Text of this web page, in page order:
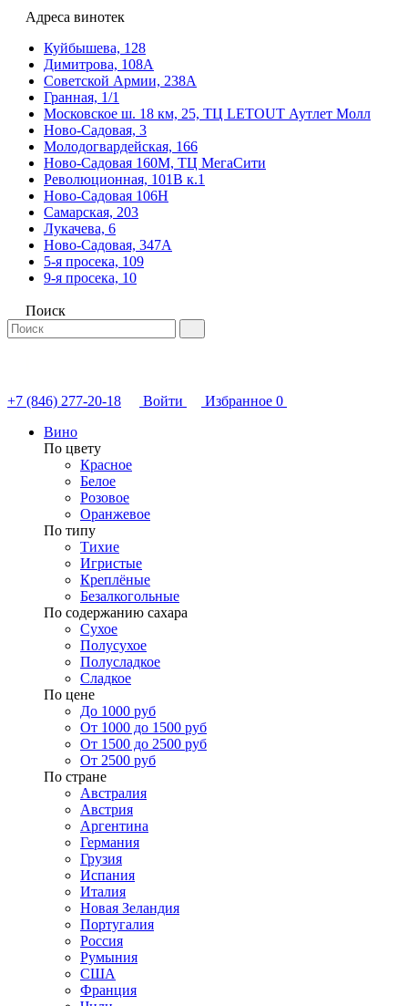
Адреса винотек
Куйбышева, 128
Димитрова, 108А
Советской Армии, 238А
Гранная, 1/1
Московское ш. 18 км, 25, ТЦ LETOUT Аутлет Молл
Ново-Садовая, 3
Молодогвардейская, 166
Ново-Садовая 160М, ТЦ МегаСити
Революционная, 101В к.1
Ново-Садовая 106Н
Самарская, 203
Лукачева, 6
Ново-Садовая, 347А
5-я просека, 109
9-я просека, 10
Поиск
+7 (846) 277-20-18 Войти Избранное 0
Вино
По цвету
Красное
Белое
Розовое
Оранжевое
По типу
Тихие
Игристые
Креплёные
Безалкогольные
По содержанию сахара
Сухое
Полусухое
Полусладкое
Сладкое
По цене
До 1000 руб
От 1000 до 1500 руб
От 1500 до 2500 руб
От 2500 руб
По стране
Австралия
Австрия
Аргентина
Германия
Грузия
Испания
Италия
Новая Зеландия
Португалия
Россия
Румыния
США
Франция